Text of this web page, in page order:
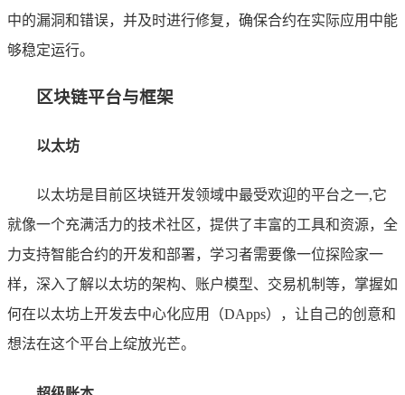
中的漏洞和错误，并及时进行修复，确保合约在实际应用中能
够稳定运行。
区块链平台与框架
以太坊
以太坊是目前区块链开发领域中最受欢迎的平台之一,它
就像一个充满活力的技术社区，提供了丰富的工具和资源，全
力支持智能合约的开发和部署，学习者需要像一位探险家一
样，深入了解以太坊的架构、账户模型、交易机制等，掌握如
何在以太坊上开发去中心化应用（DApps），让自己的创意和
想法在这个平台上绽放光芒。